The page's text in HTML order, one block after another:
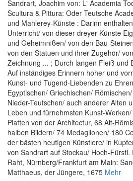
Sandrart, Joachim von: L' Academia
Scultura & Pittura: Oder Teutsche
und Mahlerey-Künste : Darinn
Unterricht/ von dieser dreyer Künste
und Geheimnißen/ von den Bau-
von den Statuen und ihrer Zugehör/
Zeichnung ... ; Durch langen Fleiß und
Auf inständiges Erinnern hoher und
Kunst- und Tugend-Liebenden zu
Egyptischen/ Griechischen/
Nieder-Teutschen/ auch anderer Alten
Leben und fürnehmsten Kunst-
Platten von der Architectur, 68 Alt-
halben Bildern/ 74 Medaglionen/ 180
der bästen heutigen Künstlere/ in
von Sandrart auf Stockau/ Hoch-Fürstl.
Raht, Nürnberg/Frankfurt am Main:
Matthaeus, der Jüngere, 1675 Mehr